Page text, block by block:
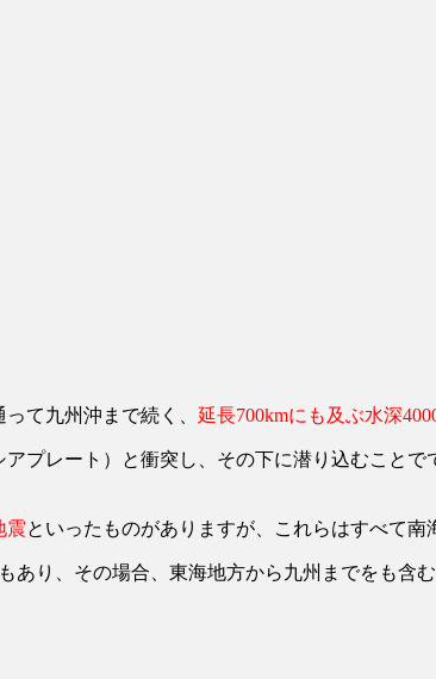
て九州沖まで続く、 延長700kmにも及ぶ水深
アプレート）と衝突し、その下に潜り込むこと
震といったものがありますが、これらはすべて
り、その場合、東海地方から九州までをも含